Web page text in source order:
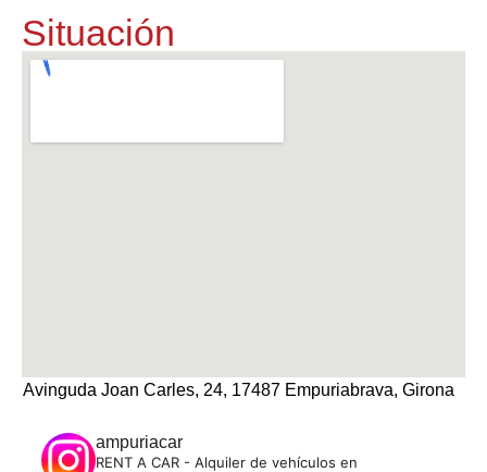
Situación
Avinguda Joan Carles, 24, 17487 Empuriabrava, Girona
ampuriacar
RENT A CAR - Alquiler de vehículos en